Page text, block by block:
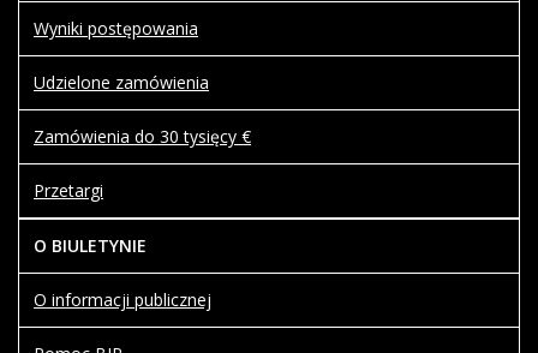
Wyniki postępowania
Udzielone zamówienia
Zamówienia do 30 tysięcy €
Przetargi
O BIULETYNIE
O informacji publicznej